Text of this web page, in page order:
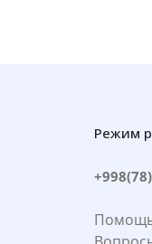
Режим